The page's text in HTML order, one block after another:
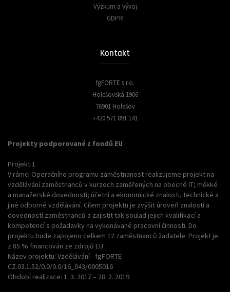
Výzkum a vývoj
GDPR
Kontakt
fgFORTE s.r.o.
Holešovská 1906
76901 Holešov
+420 571 891 141
Projekty podporované z fondů EU
Projekt 1
V rámci Operačního programu zaměstnanost realizujeme projekt na
vzdělávání zaměstnanců v kurzech zaměřených na obecné IT; měkké
a manažerské dovednosti; účetní a ekonomické znalosti, technické a
jiné odborné vzdělávání. Cílem projektu je zvýšit úroveň znalostí a
dovedností zaměstnanců a zajistit tak soulad jejich kvalifikací a
kompetencí s požadavky na vykonávané pracovní činnosti. Do
projektu bude zapojeno celkem 12 zaměstnanců žadatele. Projekt je
z 85 % financován ze zdrojů EU.
Název projektu: Vzdělávání - fgFORTE
CZ.03.1.52/0.0/0.0/16_043/0005016
Období realizace: 1. 3. 2017 – 28. 2. 2019